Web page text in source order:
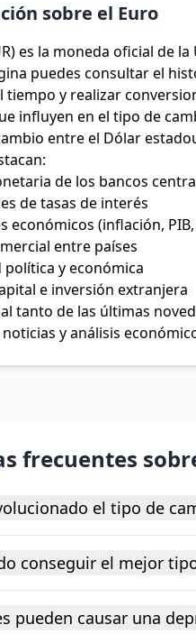
sobre el Euro
es la moneda oficial de
puedes consultar el
tiempo y realizar
influyen en el tipo de
entre el Dólar
de los bancos
de tasas de interés
económicos (inflación,
entre países
política y económica
e inversión extranjera
tanto de las últimas
y análisis
frecuentes
el tipo de
conseguir el mejor
pueden causar una